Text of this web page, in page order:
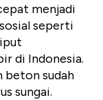
menjadi
seperti
di Indonesia.
beton sudah
sungai.